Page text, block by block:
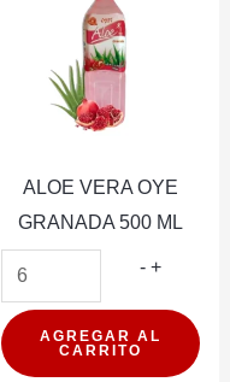
ALOE VERA OYE
GRANADA 500 ML
- ALOE
OYE
+
AGREGAR AL
CARRITO